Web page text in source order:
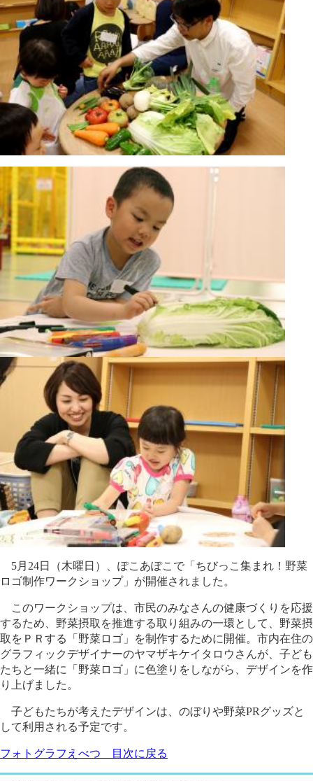
5月24日（木曜日）、ぽこあぽこで「ちびっこ集まれ！野菜
ロゴ制作ワークショップ」が開催されました。
このワークショップは、市民のみなさんの健康づくりを応援
するため、野菜摂取を推進する取り組みの一環として、野菜摂
取をＰＲする「野菜ロゴ」を制作するために開催。市内在住の
グラフィックデザイナーのヤマザキケイタロウさんが、子ども
たちと一緒に「野菜ロゴ」に色塗りをしながら、デザインを作
り上げました。
子どもたちが考えたデザインは、のぼりや野菜PRグッズと
して利用される予定です。
フォトグラフえべつ 目次に戻る